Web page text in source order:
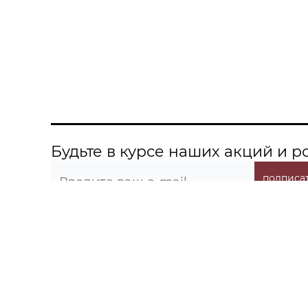
Будьте в курсе наших акций и